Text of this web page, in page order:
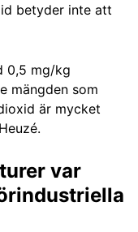
betyder inte att
0,5 mg/kg
mängden som
är mycket
var